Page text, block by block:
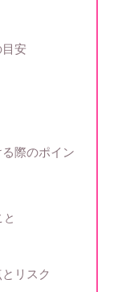
安
際のポイン
リスク